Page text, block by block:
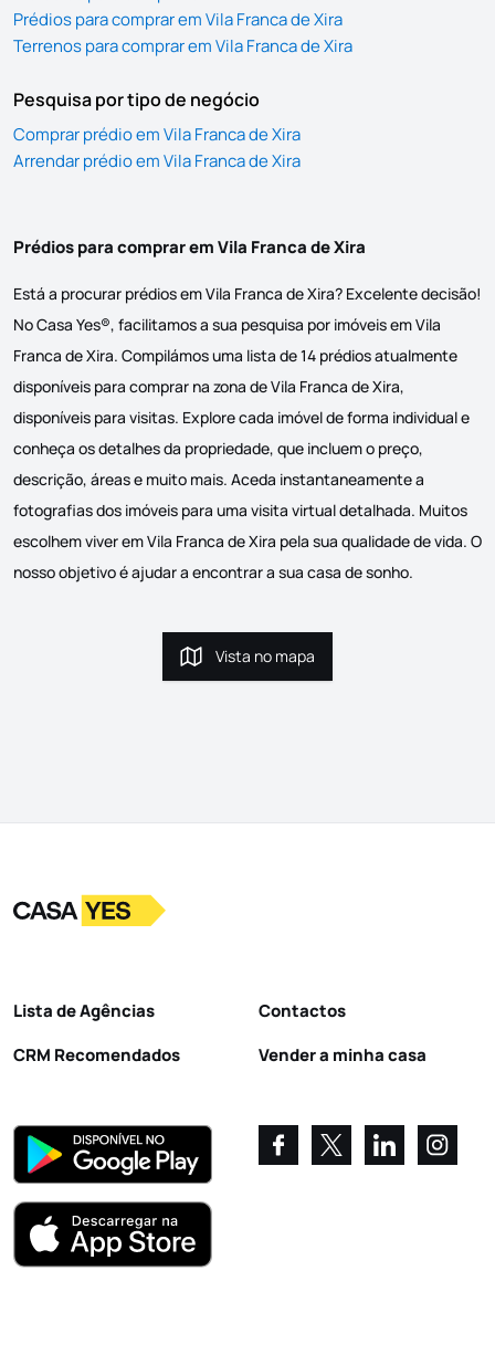
Prédios para comprar em Vila Franca de Xira
Terrenos para comprar em Vila Franca de Xira
Pesquisa por tipo de negócio
Comprar prédio em Vila Franca de Xira
Arrendar prédio em Vila Franca de Xira
Prédios para comprar em Vila Franca de Xira
Está a procurar prédios em Vila Franca de Xira? Excelente decisão!
No Casa Yes®, facilitamos a sua pesquisa por imóveis em Vila
Franca de Xira. Compilámos uma lista de 14 prédios atualmente
disponíveis para comprar na zona de Vila Franca de Xira,
disponíveis para visitas. Explore cada imóvel de forma individual e
conheça os detalhes da propriedade, que incluem o preço,
descrição, áreas e muito mais. Aceda instantaneamente a
fotografias dos imóveis para uma visita virtual detalhada. Muitos
escolhem viver em Vila Franca de Xira pela sua qualidade de vida. O
nosso objetivo é ajudar a encontrar a sua casa de sonho.
Vista no mapa
Vista no mapa
LogoIr para a homepage
Lista de Agências
CRM Recomendados
Contactos
Vender a minha casa